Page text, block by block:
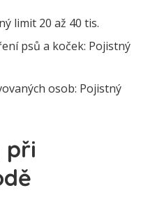
limit 20 až 40 tis.
psů a koček: Pojistný
osob: Pojistný
při